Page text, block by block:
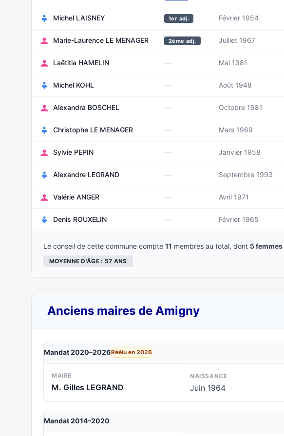
Michel LAISNEY 1er adj. Février 1954
Marie-Laurence LE MENAGER 2ème adj. Juillet 1967
Laëtitia HAMELIN — Mai 1981
Michel KOHL — Août 1948
Alexandra BOSCHEL — Octobre 1981
Christophe LE MENAGER — Mars 1969
Sylvie PEPIN — Janvier 1958
Alexandre LEGRAND — Septembre 1993
Valérie ANGER — Avril 1971
Denis ROUXELIN — Février 1965
Le conseil de cette commune compte 11 membres au total, dont 5 femmes
MOYENNE D'ÂGE : 57 ANS
Anciens maires de Amigny
Mandat 2020–2026Réélu en 2026
MAIRE
M. Gilles LEGRAND
NAISSANCE
Juin 1964
Mandat 2014–2020